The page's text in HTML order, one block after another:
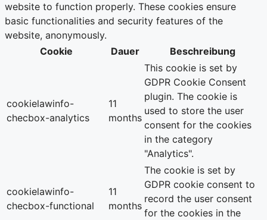
website to function properly. These cookies ensure
basic functionalities and security features of the
website, anonymously.
Cookie
Dauer Beschreibung
cookielawinfo-
checbox-analytics
11
months
This cookie is set by
GDPR Cookie Consent
plugin. The cookie is
used to store the user
consent for the cookies
in the category
"Analytics".
cookielawinfo-
checbox-functional
11
months
The cookie is set by
GDPR cookie consent to
record the user consent
for the cookies in the